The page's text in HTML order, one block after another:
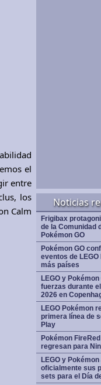
Noticias
Frigibax
de la Comunidad
Pokémon GO
Pokémon GO
eventos de LEGO
más países
LEGO y Pokémon
fuerzas durante
2026 en
LEGO Pokémon
primera línea de
Play
Pokémon
regresan para
LEGO y
oficialmente sus
sets para el Día
el
entre
los
Calm